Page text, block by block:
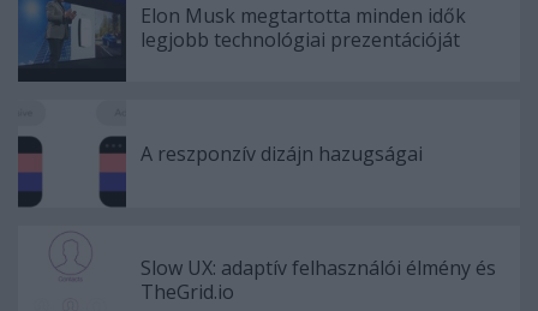
Elon Musk megtartotta minden idők
legjobb technológiai prezentációját
A reszponzív dizájn hazugságai
Slow UX: adaptív felhasználói élmény és
TheGrid.io